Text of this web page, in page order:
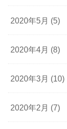
2020年5月 (5)
2020年4月 (8)
2020年3月 (10)
2020年2月 (7)